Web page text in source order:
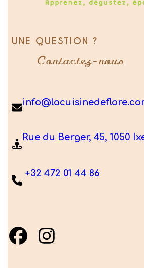
UNE QUESTION ?
Contactez-nous
Rue du Berger, 45, 1050
+32 472 01 44 86